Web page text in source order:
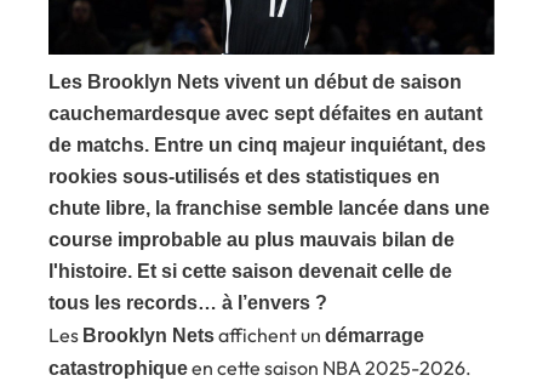
Les Brooklyn Nets vivent un début de saison
cauchemardesque avec sept défaites en autant
de matchs. Entre un cinq majeur inquiétant, des
rookies sous-utilisés et des statistiques en
chute libre, la franchise semble lancée dans une
course improbable au plus mauvais bilan de
l'histoire. Et si cette saison devenait celle de
tous les records… à l’envers ?
Les Brooklyn Netsaffichent un démarrage
catastrophiqueen cette saison NBA 2025-2026.